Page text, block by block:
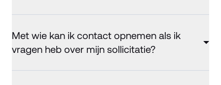
Met wie kan ik contact opnemen als ik
vragen heb over mijn sollicitatie?